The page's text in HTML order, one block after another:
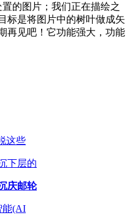
的图片；我们正在描绘之
标是将图片中的树叶做成矢
再见吧！它功能强大，功能
这些
下层的
庆邮轮
能(AI